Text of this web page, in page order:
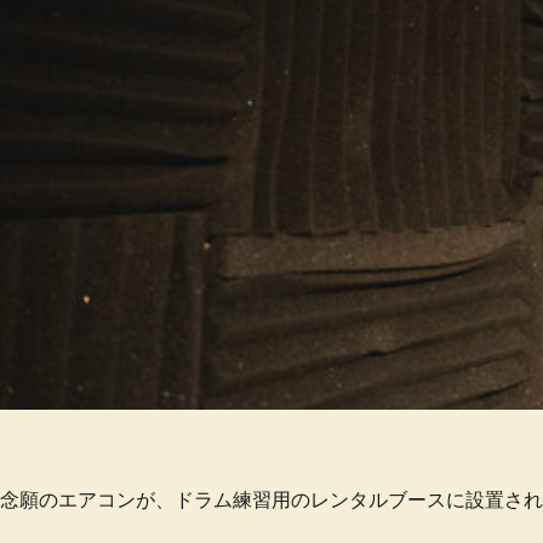
念願のエアコンが、ドラム練習用のレンタルブースに設置さ